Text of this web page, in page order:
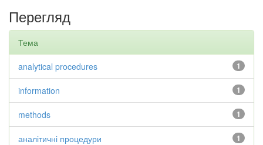
Перегляд
Тема
1
analytical procedures
1
information
1
methods
1
аналітичні процедури